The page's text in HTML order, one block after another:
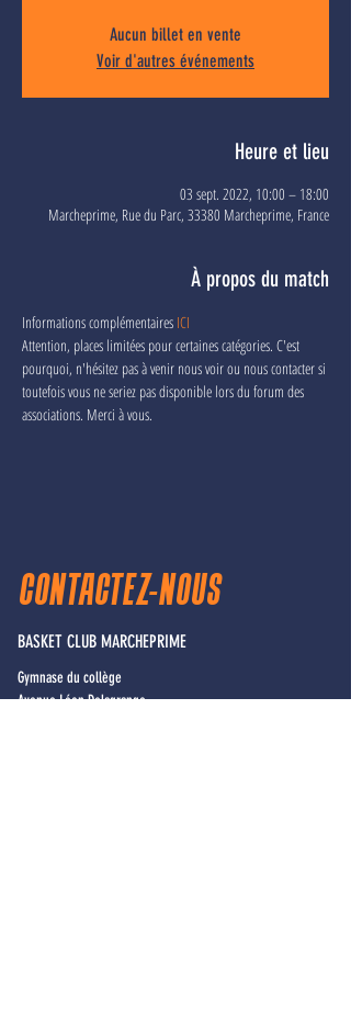
Aucun billet en vente
Voir d'autres événements
Heure et lieu
03 sept. 2022, 10:00 – 18:00
Marcheprime, Rue du Parc, 33380 Marcheprime, France
À propos du match
Informations complémentaires ICI
Attention, places limitées pour certaines catégories. C'est
pourquoi, n'hésitez pas à venir nous voir ou nous contacter si
toutefois vous ne seriez pas disponible lors du forum des
associations. Merci à vous.
CONTACTEZ-NOUS
BASKET CLUB MARCHEPRIME
Gymnase du collège
Avenue Léon Delagrange